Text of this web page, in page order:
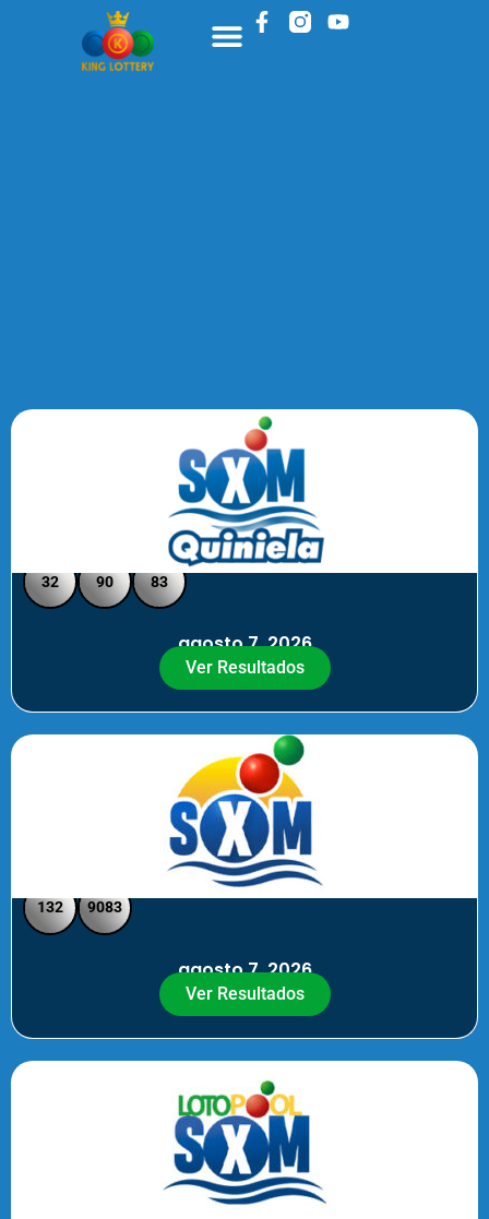
Quiniela SXM - Medio Día
32 90 83
agosto 7, 2026
Ver Resultados
SXM Medio día - Pick 3 Pick 4
132 9083
agosto 7, 2026
Ver Resultados
Loto Pool SXM - Medio Día